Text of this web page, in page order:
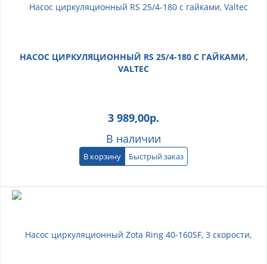
НАСОС ЦИРКУЛЯЦИОННЫЙ RS 25/4-180 С ГАЙКАМИ,
VALTEC
3 989,00р.
В наличии
В корзину Быстрый заказ